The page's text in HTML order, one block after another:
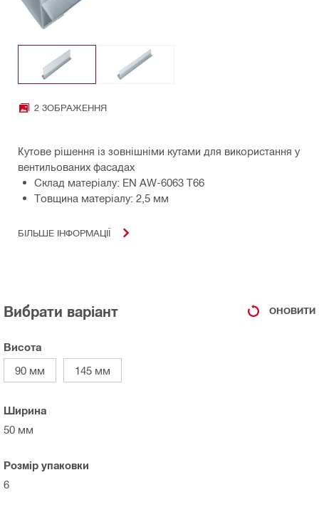
2 ЗОБРАЖЕННЯ
Кутове рішення із зовнішніми кутами для використання у
вентильованих фасадах
Склад матеріалу: EN AW-6063 T66
Товщина матеріалу: 2,5 мм
БІЛЬШЕ ІНФОРМАЦІЇ
Вибрати варіант ОНОВИТИ
Висота
90 мм
145 мм
Ширина
50 мм
Розмір упаковки
6